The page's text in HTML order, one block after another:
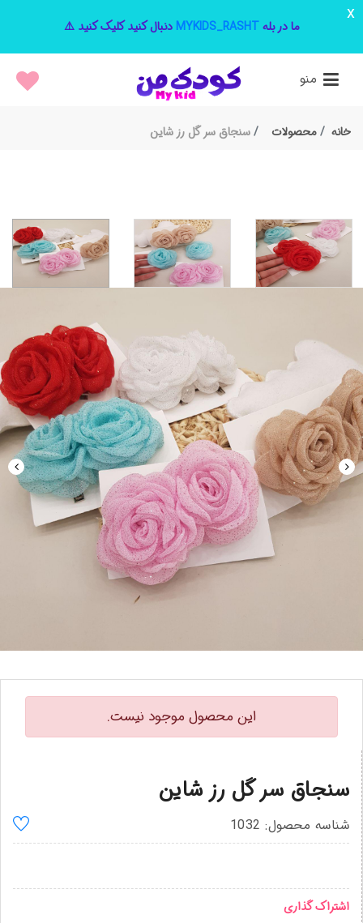
ما در بلهMYKIDS_RASHT دنبال کنید کلیک کنید ⚠️
x
منو
خانه محصولات سنجاق سر گل رز شاین
این محصول موجود نیست.
سنجاق سر گل رز شاین
شناسه محصول: 1032
اشتراک گذاری